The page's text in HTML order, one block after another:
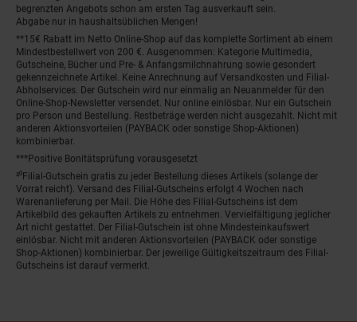
begrenzten Angebots schon am ersten Tag ausverkauft sein.
Abgabe nur in haushaltsüblichen Mengen!
**15€ Rabatt im Netto Online-Shop auf das komplette Sortiment ab einem
Mindestbestellwert von 200 €. Ausgenommen: Kategorie Multimedia,
Gutscheine, Bücher und Pre- & Anfangsmilchnahrung sowie gesondert
gekennzeichnete Artikel. Keine Anrechnung auf Versandkosten und Filial-
Abholservices. Der Gutschein wird nur einmalig an Neuanmelder für den
Online-Shop-Newsletter versendet. Nur online einlösbar. Nur ein Gutschein
pro Person und Bestellung. Restbeträge werden nicht ausgezahlt. Nicht mit
anderen Aktionsvorteilen (PAYBACK oder sonstige Shop-Aktionen)
kombinierbar.
***Positive Bonitätsprüfung vorausgesetzt
²⁰Filial-Gutschein gratis zu jeder Bestellung dieses Artikels (solange der
Vorrat reicht). Versand des Filial-Gutscheins erfolgt 4 Wochen nach
Warenanlieferung per Mail. Die Höhe des Filial-Gutscheins ist dem
Artikelbild des gekauften Artikels zu entnehmen. Vervielfältigung jeglicher
Art nicht gestattet. Der Filial-Gutschein ist ohne Mindesteinkaufswert
einlösbar. Nicht mit anderen Aktionsvorteilen (PAYBACK oder sonstige
Shop-Aktionen) kombinierbar. Der jeweilige Gültigkeitszeitraum des Filial-
Gutscheins ist darauf vermerkt.